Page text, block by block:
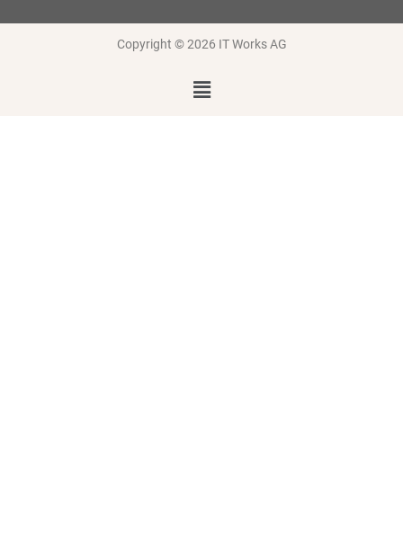
Copyright © 2026 IT Works AG
Menü